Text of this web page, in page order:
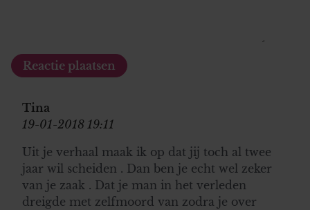
Tina
19-01-2018 19:11
Uit je verhaal maak ik op dat jij toch al twee
jaar wil scheiden . Dan ben je echt wel zeker
van je zaak . Dat je man in het verleden
dreigde met zelfmoord van zodra je over